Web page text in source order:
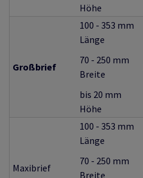
Höhe
Großbrief
100 - 353 mm
Länge
70 - 250 mm
Breite
bis 20 mm
Höhe
Maxibrief
100 - 353 mm
Länge
70 - 250 mm
Breite